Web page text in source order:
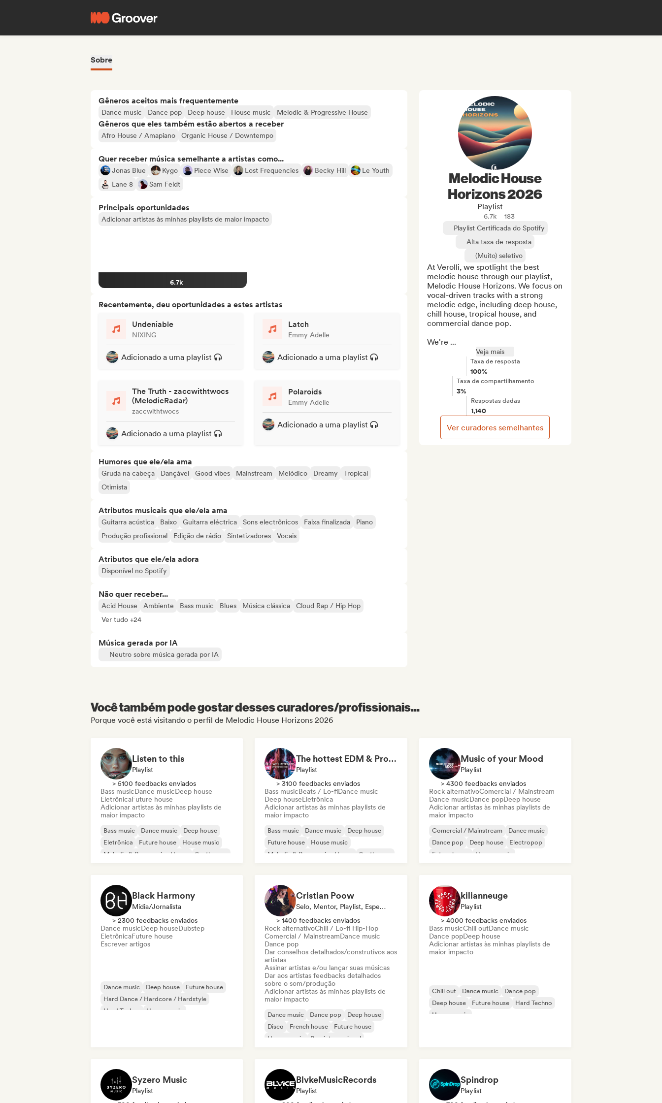
Sobre
Gêneros aceitos mais frequentemente
Dance music Dance pop Deep house House music Melodic & Progressive House
Gêneros que eles também estão abertos a receber
Afro House / Amapiano Organic House / Downtempo
Quer receber música semelhante a artistas como...
Jonas Blue Kygo Piece Wise Lost Frequencies Becky Hill
Le Youth
Lane 8
Sam Feldt
Principais oportunidades
Adicionar artistas às minhas playlists de maior impacto
6.7k
Recentemente, deu oportunidades a estes artistas
Undeniable
NIXING
Adicionado a uma playlist
Latch
Emmy Adelle
Adicionado a uma playlist
The Truth - zaccwithtwocs
(MelodicRadar)
zaccwithtwocs
Adicionado a uma playlist
Polaroids
Emmy Adelle
Adicionado a uma playlist
Humores que ele/ela ama
Gruda na cabeça Dançável Good vibes Mainstream Melódico Dreamy
Tropical
Otimista
Atributos musicais que ele/ela ama
Guitarra acústica Baixo Guitarra eléctrica Sons electrônicos Faixa finalizada
Piano
Produção profissional
Edição de rádio Sintetizadores Vocais
Atributos que ele/ela adora
Disponível no Spotify
Não quer receber...
Acid House Ambiente Bass music Blues Música clássica
Cloud Rap / Hip Hop
Ver tudo +24
Música gerada por IA
Neutro sobre música gerada por IA
Melodic House
Horizons 2026
Playlist
6.7k
183
Playlist Certificada do Spotify
Alta taxa de resposta
(Muito) seletivo
At Verolli, we spotlight the best
melodic house through our playlist,
Melodic House Horizons. We focus on
vocal-driven tracks with a strong
melodic edge, including deep house,
chill house, tropical house, and
commercial dance pop.
We're ...
Veja mais
Taxa de resposta
100%
Taxa de compartilhamento
3%
Respostas dadas
1,140
Ver curadores semelhantes
Você também pode gostar desses curadores/profissionais...
Porque você está visitando o perfil de Melodic House Horizons 2026
Listen to this
Playlist
> 5100 feedbacks enviados
Bass musicDance musicDeep house
EletrônicaFuture house
Adicionar artistas às minhas playlists de
maior impacto
Bass music Dance music
Deep house
Eletrônica
Future house
House music
Melodic & Progressive House
Synthwave
The hottest EDM & Progressive House tracks on the planet! 🌍
Playlist
> 3100 feedbacks enviados
Bass musicBeats / Lo-fiDance music
Deep houseEletrônica
Adicionar artistas às minhas playlists de
maior impacto
Bass music Dance music
Deep house
Future house
House music
Melodic & Progressive House
Synthwave
Music of your Mood
Playlist
> 4300 feedbacks enviados
Rock alternativoComercial / Mainstream
Dance musicDance popDeep house
Adicionar artistas às minhas playlists de
maior impacto
Comercial / Mainstream
Dance music
Dance pop
Deep house
Electropop
Future house
House music
Black Harmony
Mídia/Jornalista
> 2300 feedbacks enviados
Dance musicDeep houseDubstep
EletrônicaFuture house
Escrever artigos
Dance music Deep house
Future house
Hard Dance / Hardcore / Hardstyle
Hard Techno
House music
Cristian Poow
Selo, Mentor, Playlist, Especialista Em Som
> 1400 feedbacks enviados
Rock alternativoChill / Lo-fi Hip-Hop
Comercial / MainstreamDance music
Dance pop
Dar conselhos detalhados/construtivos aos
artistas
Assinar artistas e/ou lançar suas músicas
Dar aos artistas feedbacks detalhados
sobre o som/produção
Adicionar artistas às minhas playlists de
maior impacto
Dance music Dance pop
Deep house
Disco
French house
Future house
House music
Pop internacional
kilianneuge
Playlist
> 4000 feedbacks enviados
Bass musicChill outDance music
Dance popDeep house
Adicionar artistas às minhas playlists de
maior impacto
Chill out Dance music
Dance pop
Deep house
Future house
Hard Techno
House music
Syzero Music
Playlist
BlvkeMusicRecords
Playlist
Spindrop
Playlist